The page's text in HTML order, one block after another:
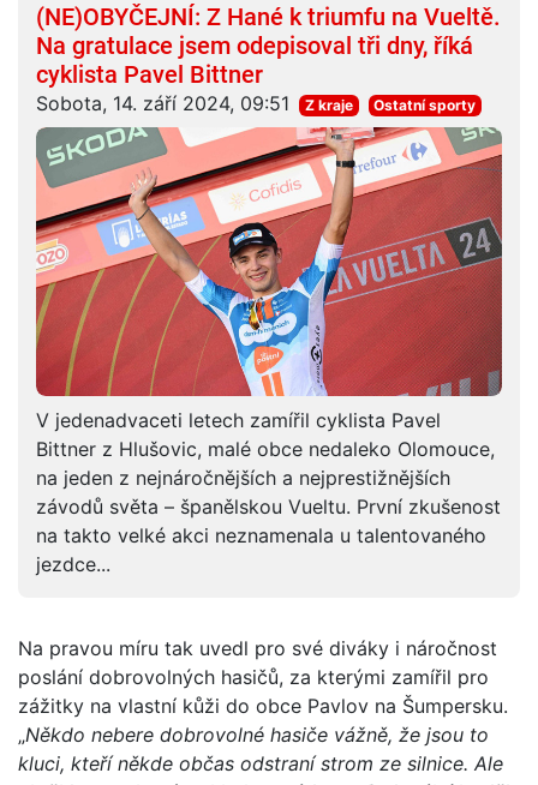
(NE)OBYČEJNÍ: Z Hané k triumfu na Vueltě.
Na gratulace jsem odepisoval tři dny, říká
cyklista Pavel Bittner
Sobota, 14. září 2024, 09:51 Z kraje Ostatní sporty
V jedenadvaceti letech zamířil cyklista Pavel
Bittner z Hlušovic, malé obce nedaleko Olomouce,
na jeden z nejnáročnějších a nejprestižnějších
závodů světa – španělskou Vueltu. První zkušenost
na takto velké akci neznamenala u talentovaného
jezdce...
Na pravou míru tak uvedl pro své diváky i náročnost
poslání dobrovolných hasičů, za kterými zamířil pro
zážitky na vlastní kůži do obce Pavlov na Šumpersku.
„Někdo nebere dobrovolné hasiče vážně, že jsou to
kluci, kteří někde občas odstraní strom ze silnice. Ale